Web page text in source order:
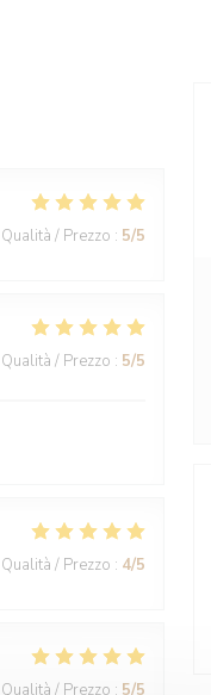
Qualità / Prezzo : 5/5
Qualità / Prezzo : 5/5
Qualità / Prezzo : 4/5
Qualità / Prezzo : 5/5